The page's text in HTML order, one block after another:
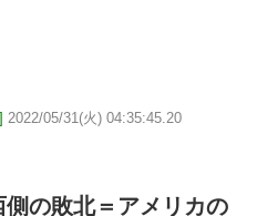
2022/05/31(火) 04:35:45.20
の敗北＝アメリカの